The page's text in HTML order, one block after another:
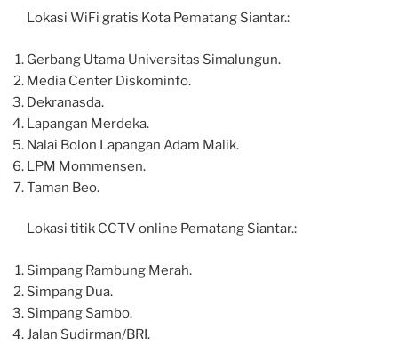
Lokasi WiFi gratis Kota Pematang Siantar.:
Gerbang Utama Universitas Simalungun.
Media Center Diskominfo.
Dekranasda.
Lapangan Merdeka.
Nalai Bolon Lapangan Adam Malik.
LPM Mommensen.
Taman Beo.
Lokasi titik CCTV online Pematang Siantar.:
Simpang Rambung Merah.
Simpang Dua.
Simpang Sambo.
Jalan Sudirman/BRI.